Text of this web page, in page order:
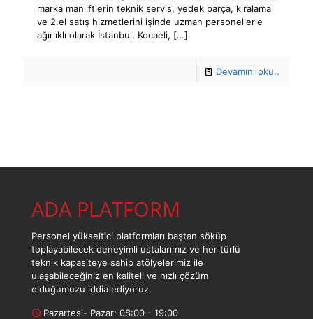
marka manliftlerin teknik servis, yedek parça, kiralama
ve 2.el satış hizmetlerini işinde uzman personellerle
ağırlıklı olarak İstanbul, Kocaeli, […]
Devamını oku..
ADA PLATFORM
Personel yükseltici platformları baştan söküp
toplayabilecek deneyimli ustalarımız ve her türlü
teknik kapasiteye sahip atölyelerimiz ile
ulaşabileceğiniz en kaliteli ve hızlı çözüm
olduğumuzu iddia ediyoruz.
Pazartesi- Pazar: 08:00 - 19:00